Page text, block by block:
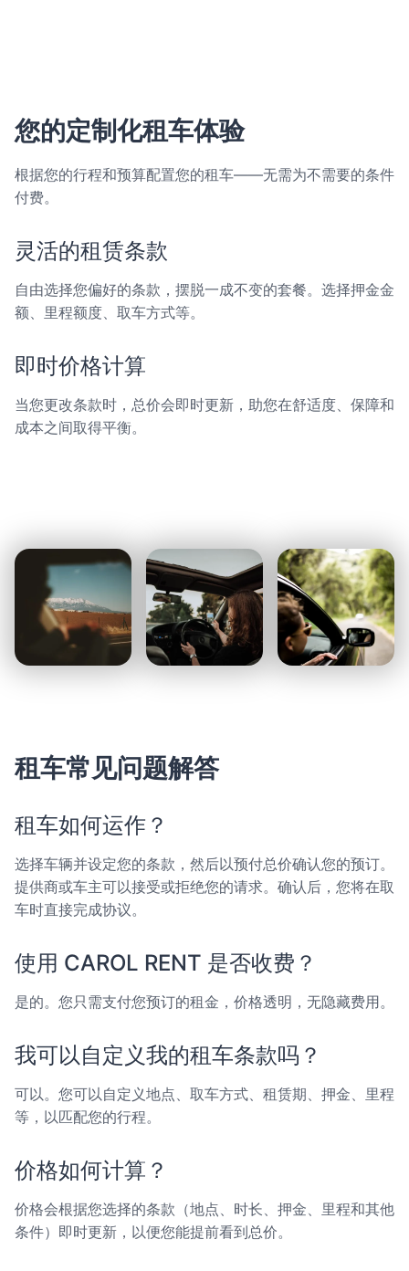
您的定制化租车体验
根据您的行程和预算配置您的租车——无需为不需要的条件
付费。
灵活的租赁条款
自由选择您偏好的条款，摆脱一成不变的套餐。选择押金金
额、里程额度、取车方式等。
即时价格计算
当您更改条款时，总价会即时更新，助您在舒适度、保障和
成本之间取得平衡。
租车常见问题解答
租车如何运作？
选择车辆并设定您的条款，然后以预付总价确认您的预订。
提供商或车主可以接受或拒绝您的请求。确认后，您将在取
车时直接完成协议。
使用 CAROL RENT 是否收费？
是的。您只需支付您预订的租金，价格透明，无隐藏费用。
我可以自定义我的租车条款吗？
可以。您可以自定义地点、取车方式、租赁期、押金、里程
等，以匹配您的行程。
价格如何计算？
价格会根据您选择的条款（地点、时长、押金、里程和其他
条件）即时更新，以便您能提前看到总价。